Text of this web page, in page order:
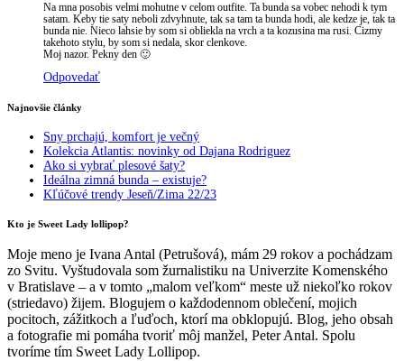
Na mna posobis velmi mohutne v celom outfite. Ta bunda sa vobec nehodi k tym
satam. Keby tie saty neboli zdvyhnute, tak sa tam ta bunda hodi, ale kedze je, tak ta
bunda nie. Nieco lahsie by som si obliekla na vrch a ta kozusina ma rusi. Cizmy
takehoto stylu, by som si nedala, skor clenkove.
Moj nazor. Pekny den 🙂
Odpovedať
Najnovšie články
Sny prchajú, komfort je večný
Kolekcia Atlantis: novinky od Dajana Rodriguez
Ako si vybrať plesové šaty?
Ideálna zimná bunda – existuje?
Kľúčové trendy Jeseň/Zima 22/23
Kto je Sweet Lady lollipop?
Moje meno je Ivana Antal (Petrušová), mám 29 rokov a pochádzam
zo Svitu. Vyštudovala som žurnalistiku na Univerzite Komenského
v Bratislave – a v tomto „malom veľkom“ meste už niekoľko rokov
(striedavo) žijem. Blogujem o každodennom oblečení, mojich
pocitoch, zážitkoch a ľuďoch, ktorí ma obklopujú. Blog, jeho obsah
a fotografie mi pomáha tvoriť môj manžel, Peter Antal. Spolu
tvoríme tím Sweet Lady Lollipop.